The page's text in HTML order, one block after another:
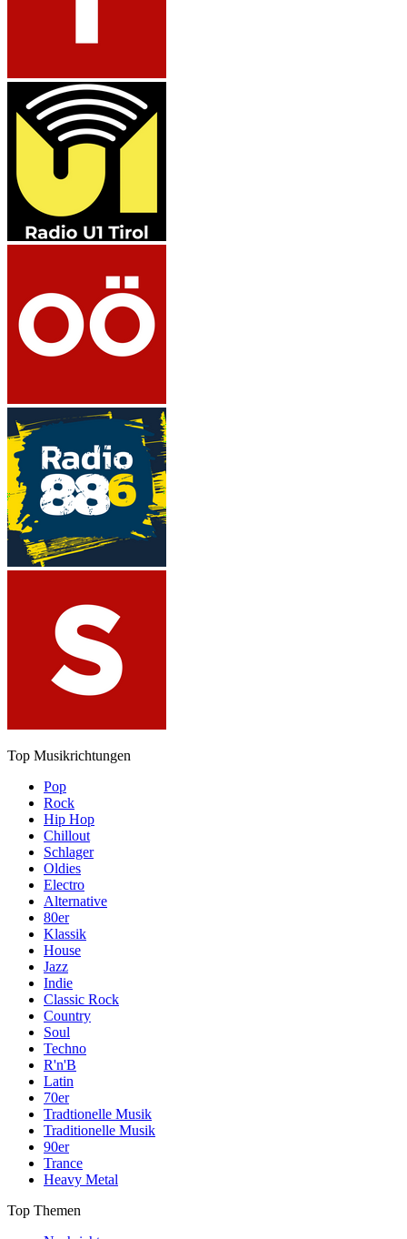
Top Musikrichtungen
Pop
Rock
Hip Hop
Chillout
Schlager
Oldies
Electro
Alternative
80er
Klassik
House
Jazz
Indie
Classic Rock
Country
Soul
Techno
R'n'B
Latin
70er
Tradtionelle Musik
Traditionelle Musik
90er
Trance
Heavy Metal
Top Themen